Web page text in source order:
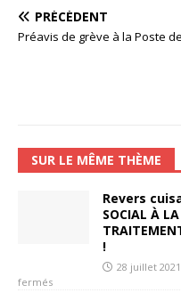
PRÉCÉDENT
Préavis de grève à la Poste
SUR LE MÊME THÈME
Revers
SOCIAL À
!
28 juillet 2021
fermés